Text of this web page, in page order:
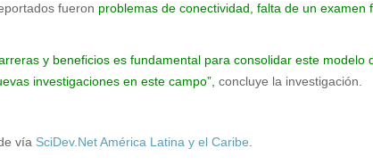
fueron problemas de conectividad, falta de un
y beneficios es fundamental para consolidar este
investigaciones en este campo”, concluye la investigación.
vía SciDev.Net América Latina y el Caribe.